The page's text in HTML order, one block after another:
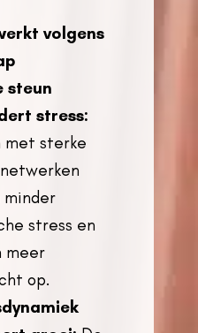
volgens
steun
stress:
met sterke
minder
stress en
meer
op.